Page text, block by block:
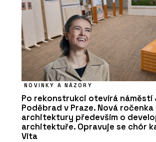
NOVINKY A NÁZORY
Po rekonstrukci otevírá náměstí
Poděbrad v Praze. Nová ročenka
architektury především o
architektuře. Opravuje se chór
Víta